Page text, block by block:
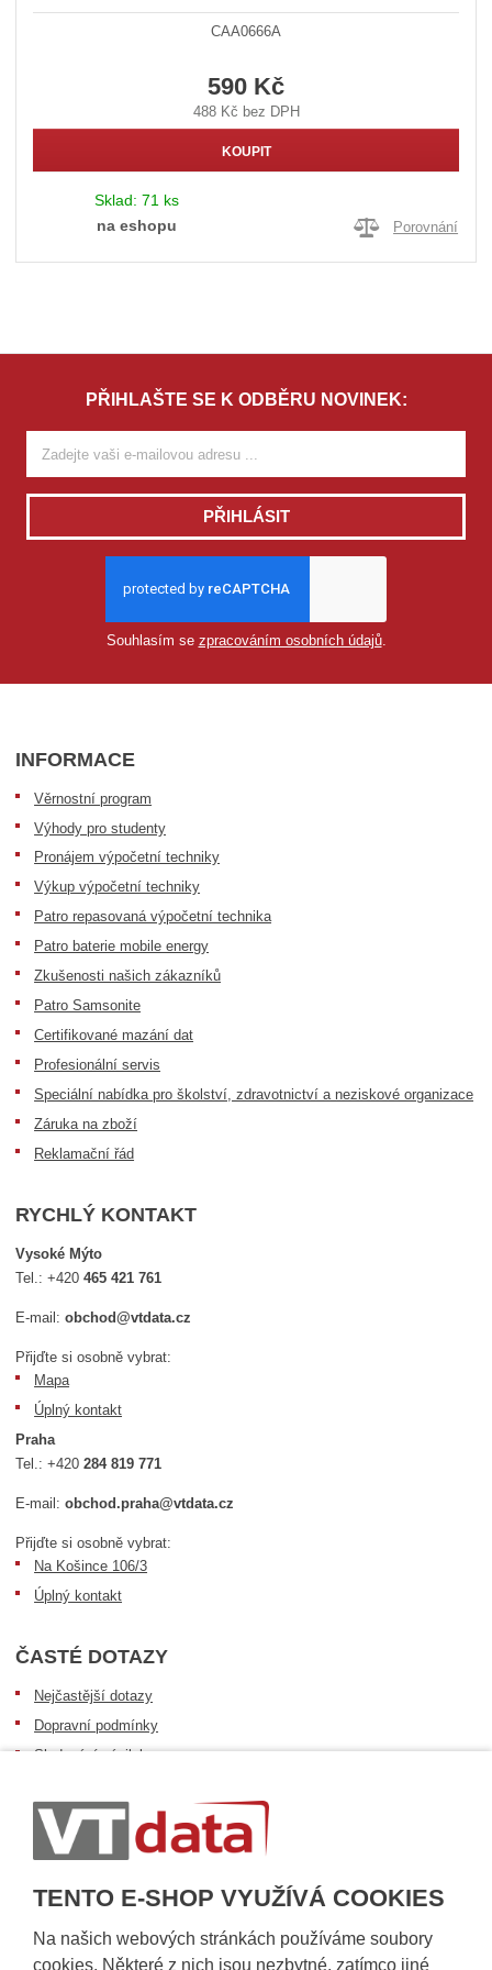
TENTO E-SHOP VYUŽÍVÁ COOKIES
Na našich webových stránkách používáme soubory
cookies. Některé z nich jsou nezbytné, zatímco jiné
CAA0666A
590 Kč
488 Kč bez DPH
KOUPIT
Sklad: 71 ks
na eshopu
Porovnání
PŘIHLAŠTE SE K ODBĚRU NOVINEK:
PŘIHLÁSIT
Souhlasím se zpracováním osobních údajů.
INFORMACE
Věrnostní program
Výhody pro studenty
Pronájem výpočetní techniky
Výkup výpočetní techniky
Patro repasovaná výpočetní technika
Patro baterie mobile energy
Zkušenosti našich zákazníků
Patro Samsonite
Certifikované mazání dat
Profesionální servis
Speciální nabídka pro školství, zdravotnictví a neziskové organizace
Záruka na zboží
Reklamační řád
RYCHLÝ KONTAKT
Vysoké Mýto
Tel.:+420465 421 761
E-mail:obchod@vtdata.cz
Přijďte si osobně vybrat:
Mapa
Úplný kontakt
Praha
Tel.:+420284 819 771
E-mail:obchod.praha@vtdata.cz
Přijďte si osobně vybrat:
Na Košince 106/3
Úplný kontakt
ČASTÉ DOTAZY
Nejčastější dotazy
Dopravní podmínky
Sledování zásilek
Informace k dostupnosti zboží
Obecné informace